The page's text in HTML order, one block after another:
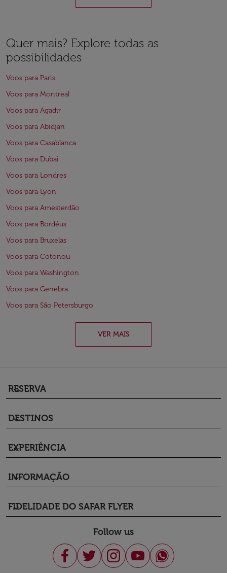
Quer mais? Explore todas as
possibilidades
Voos para Paris
Voos para Montreal
Voos para Agadir
Voos para Abidjan
Voos para Casablanca
Voos para Dubai
Voos para Londres
Voos para Lyon
Voos para Amesterdão
Voos para Bordéus
Voos para Bruxelas
Voos para Cotonou
Voos para Washington
Voos para Genebra
Voos para São Petersburgo
VER MAIS
RESERVA
keyboard_arrow_down
DESTINOS
keyboard_arrow_down
EXPERIÊNCIA
keyboard_arrow_down
INFORMAÇÃO
keyboard_arrow_down
FIDELIDADE DO SAFAR FLYER
keyboard_arrow_down
Follow us